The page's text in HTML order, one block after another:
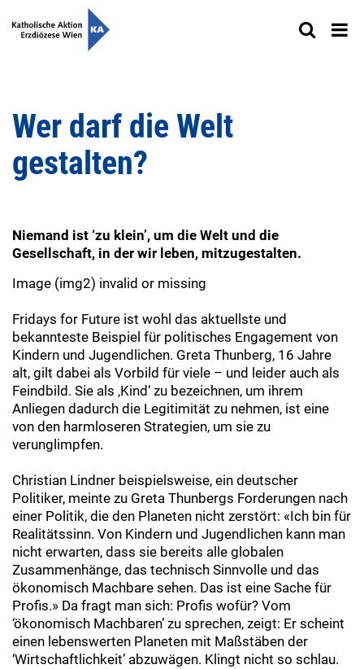
Wer darf die Welt
gestalten?
Niemand ist ‘zu klein’, um die Welt und die
Gesellschaft, in der wir leben, mitzugestalten.
Image (img2) invalid or missing
Fridays for Future ist wohl das aktuellste und
bekannteste Beispiel für politisches Engagement von
Kindern und Jugendlichen. Greta Thunberg, 16 Jahre
alt, gilt dabei als Vorbild für viele – und leider auch als
Feindbild. Sie als ‚Kind‘ zu bezeichnen, um ihrem
Anliegen dadurch die Legitimität zu nehmen, ist eine
von den harmloseren Strategien, um sie zu
verunglimpfen.
Christian Lindner beispielsweise, ein deutscher
Politiker, meinte zu Greta Thunbergs Forderungen nach
einer Politik, die den Planeten nicht zerstört: «Ich bin für
Realitätssinn. Von Kindern und Jugendlichen kann man
nicht erwarten, dass sie bereits alle globalen
Zusammenhänge, das technisch Sinnvolle und das
ökonomisch Machbare sehen. Das ist eine Sache für
Profis.» Da fragt man sich: Profis wofür? Vom
‘ökonomisch Machbaren’ zu sprechen, zeigt: Er scheint
einen lebenswerten Planeten mit Maßstäben der
‘Wirtschaftlichkeit’ abzuwägen. Klingt nicht so schlau.